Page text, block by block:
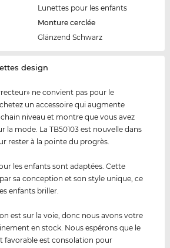
Lunettes pour les enfants
Monture cerclée
Glänzend Schwarz
design
ne convient pas pour le
un accessoire qui augmente
niveau et montre que vous avez
la mode. La TB50103 est nouvelle dans
rester à la pointe du progrès.
les enfants sont adaptées. Cette
sa conception et son style unique, ce
enfants briller.
est sur la voie, donc nous avons votre
en stock. Nous espérons que le
favorable est consolation pour